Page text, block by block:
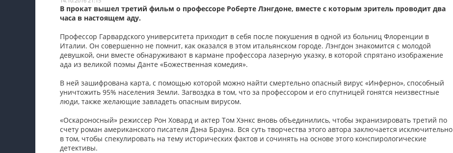
Мои материалы
Мои места
Моя личная афиша
Перечитать
В прокат вышел третий фильм о профессоре Роберте Лэнгдоне, вместе с которым зритель проводит два
часа в настоящем аду.
Профессор Гарвардского университета приходит в себя после покушения в одной из больниц Флоренции в
Италии. Он совершенно не помнит, как оказался в этом итальянском городе. Лэнгдон знакомится с молодой
девушкой, они вместе обнаруживают в кармане профессора лазерную указку, в которой спрятано изображение
ада из великой поэмы Данте «Божественная комедия».
В ней зашифрована карта, с помощью которой можно найти смертельно опасный вирус «Инферно», способный
уничтожить 95% населения Земли. Загвоздка в том, что за профессором и его спутницей гонятся неизвестные
люди, также желающие завладеть опасным вирусом.
«Оскароносный» режиссер Рон Ховард и актер Том Хэнкс вновь объединились, чтобы экранизировать третий по
счету роман американского писателя Дэна Брауна. Вся суть творчества этого автора заключается исключительно
в том, чтобы спекулировать на тему исторических фактов и сочинять на основе этого конспирологические
детективы.